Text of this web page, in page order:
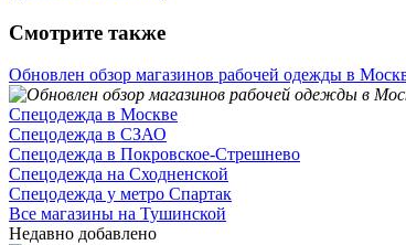
Смотрите также
Обновлен обзор магазинов рабочей одежды в
Спецодежда в Москве
Спецодежда в СЗАО
Спецодежда в Покровское-Стрешнево
Спецодежда на Сходненской
Спецодежда у метро Спартак
Все магазины на Тушинской
Недавно добавлено